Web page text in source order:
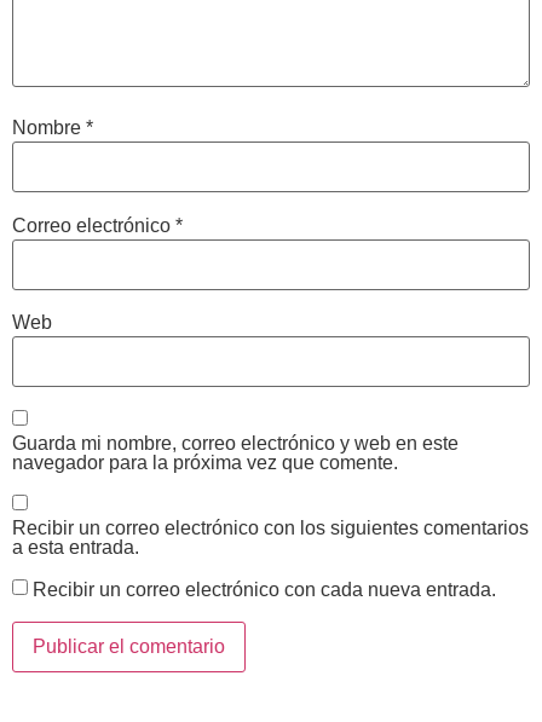
Nombre *
Correo electrónico *
Web
Guarda mi nombre, correo electrónico y web en este
navegador para la próxima vez que comente.
Recibir un correo electrónico con los siguientes comentarios
a esta entrada.
Recibir un correo electrónico con cada nueva entrada.